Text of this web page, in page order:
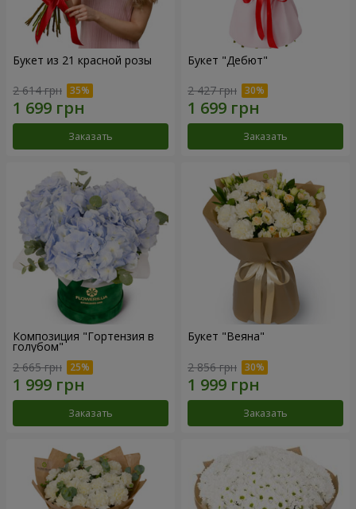
Букет из 21 красной розы
2 614 грн
Заказать
Букет "Дебют"
2 427 грн
Заказать
Композиция "Гортензия в
голубом"
2 665 грн
Заказать
Букет "Веяна"
2 856 грн
Заказать